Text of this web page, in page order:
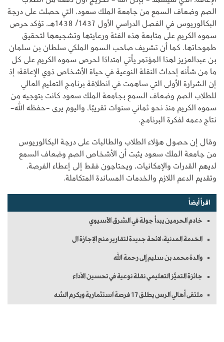
الصم وضعاف السمع من جامعة الملك سعود، التي حصلت على درجة
البكالوريوس في الفصل الدراسي الأول 1437/ 1438هـ، تؤكد حرص
سموه الكريم على متابعة هذه الفئة ورعايتها وتشجيعها لتحقيق
طموحاتها. كما أن تشريف صاحب السمو الملكي سلطان بن سلمان
بن عبدالعزيز لهذا المؤتمر يأتي امتدادًا لحرص سموه الكريم على كل
ما من شأنه إحداث النقلة النوعية في حياة الأشخاص ذوي الإعاقة؛ إذ
إن الشرارة الأولى التي ساهمت في انطلاقة برنامج التعليم العالي
للطلاب الصم وضعاف السمع بجامعة الملك سعود كانت بتوجيه من
سموه الكريم منذ نحو ثماني سنوات تقريبًا، واليوم يرى -حفظه الله-
نتاج دعمه لفكرة البرنامج.
وقال إن حصول هؤلاء الطلاب والطالبات على درجة البكالوريوس
من جامعة الملك سعود يثبت أن الأشخاص الصم وضعاف السمع
لديهم القدرات والإمكانيات، ويحتاجون فقط إلى إعطاء الفرصة،
وتقديم الدعم اللازم والخدمات المساندة المتكاملة.
اقرأ أيضاً
خادم الحرمين يبدأ جولة في الشرق الآسيوي
الخدمة المدنية: لائحة جديدة لتقارير منح الإجازة ال
والدة محمد بن سليم إلى رحمة الله
جائزة التميُّز التعليمي نقلة نوعية في تحسين الأداء
ملتقى أهالي الرس يطلق 17 فرصة استثمارية ويكرم الشه